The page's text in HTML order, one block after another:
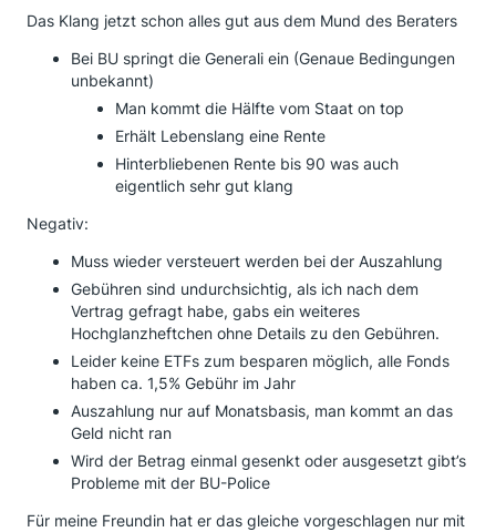
Das Klang jetzt schon alles gut aus dem Mund des Beraters
Bei BU springt die Generali ein (Genaue Bedingungen
unbekannt)
Man kommt die Hälfte vom Staat on top
Erhält Lebenslang eine Rente
Hinterbliebenen Rente bis 90 was auch
eigentlich sehr gut klang
Negativ:
Muss wieder versteuert werden bei der Auszahlung
Gebühren sind undurchsichtig, als ich nach dem
Vertrag gefragt habe, gabs ein weiteres
Hochglanzheftchen ohne Details zu den Gebühren.
Leider keine ETFs zum besparen möglich, alle Fonds
haben ca. 1,5% Gebühr im Jahr
Auszahlung nur auf Monatsbasis, man kommt an das
Geld nicht ran
Wird der Betrag einmal gesenkt oder ausgesetzt gibt’s
Probleme mit der BU-Police
Für meine Freundin hat er das gleiche vorgeschlagen nur mit